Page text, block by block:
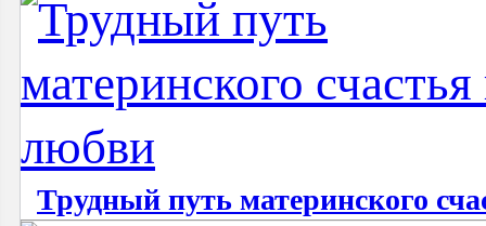
Трудный путь материнского